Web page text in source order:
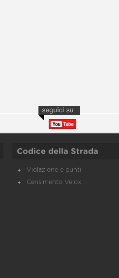
Codice della Strada
Violazione e punti
Censimento Velox